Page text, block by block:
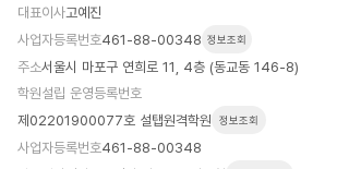
대표이사고예진
사업자등록번호461-88-00348 정보조회
주소서울시 마포구 연희로 11, 4층 (동교동 146-8)
학원설립 운영등록번호
제02201900077호 설탭원격학원 정보조회
사업자등록번호461-88-00348